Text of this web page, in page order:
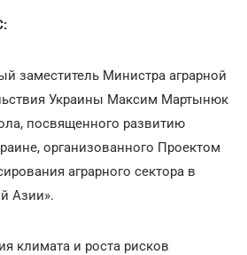
заместитель Министра аграрной
Украины Максим Мартынюк
посвященного развитию
организованного Проектом
аграрного сектора в
Азии».
климата и роста рисков